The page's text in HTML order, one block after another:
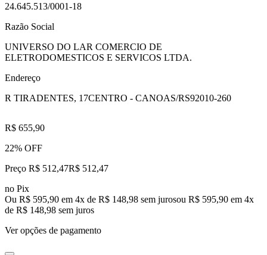
24.645.513/0001-18
Razão Social
UNIVERSO DO LAR COMERCIO DE
ELETRODOMESTICOS E SERVICOS LTDA.
Endereço
R TIRADENTES, 17CENTRO - CANOAS/RS92010-260
R$ 655,90
22% OFF
Preço R$ 512,47R$ 512,47
no Pix
Ou R$ 595,90 em 4x de R$ 148,98 sem jurosou R$ 595,90 em 4x
de R$ 148,98 sem juros
Ver opções de pagamento